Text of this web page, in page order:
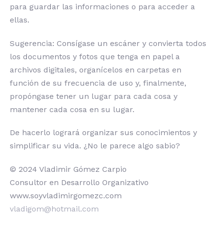
para guardar las informaciones o para acceder a
ellas.
Sugerencia: Consígase un escáner y convierta todos
los documentos y fotos que tenga en papel a
archivos digitales, organícelos en carpetas en
función de su frecuencia de uso y, finalmente,
propóngase tener un lugar para cada cosa y
mantener cada cosa en su lugar.
De hacerlo logrará organizar sus conocimientos y
simplificar su vida. ¿No le parece algo sabio?
© 2024 Vladimir Gómez Carpio
Consultor en Desarrollo Organizativo
www.soyvladimirgomezc.com
vladigom@hotmail.com